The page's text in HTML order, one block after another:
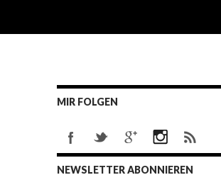
MIR FOLGEN
NEWSLETTER ABONNIEREN